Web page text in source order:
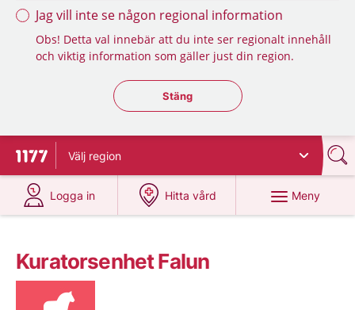
Jag vill inte se någon regional information
Obs! Detta val innebär att du inte ser regionalt innehåll
och viktig information som gäller just din region.
Stäng regionsväljaren
Stäng
Till startsidan för 1177
Välj region
Logga in
på 1177.se
Hitta vård
på 1177.se
Meny
Kuratorsenhet Falun